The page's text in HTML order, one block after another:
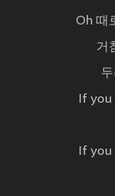
Oh 때
거
If
If